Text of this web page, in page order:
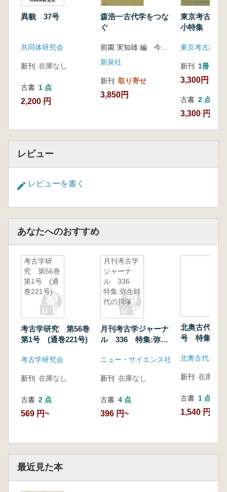
異貌 37号
共同体研究会
新刊 在庫なし
古書 1 点
2,200 円
森浩一古代学をつな
ぐ
前園 実知雄 編 今尾 文昭 編
新泉社
新刊 取り寄せ
3,850円
東京考古
小特集 東日
考」 その是
東京考古談話
新刊 1冊
3,300円
古書 2 点
3,300 円~
レビュー
レビューを書く
あなたへのおすすめ
考古学研
究 第56巻
第1号 (通
巻221号)
考古学研究 第56巻
第1号 (通巻221号)
考古学研究会
新刊 在庫なし
古書 2 点
569 円~
月刊考古学
ジャーナ
ル 336
特集:弥生時
代の貝塚
月刊考古学ジャーナ
ル 336 特集:弥生
ニュー・サイエンス社
新刊 在庫なし
古書 4 点
396 円~
北奥古代文
号 特集:北
北奥古代文化
新刊 在庫なし
古書 1 点
1,540 円
最近見た本